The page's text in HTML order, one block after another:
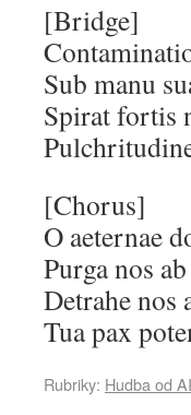
[Bridge]
Sub manu
Spirat fortis
[Chorus]
O aeternae
Purga nos
Detrahe nos
Tua pax
Rubriky: Hudba od AI